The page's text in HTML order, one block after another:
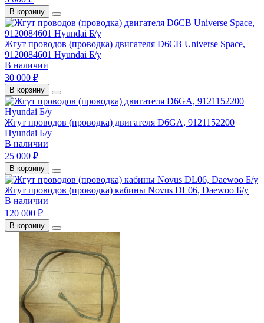
В корзину
Жгут проводов (проводка) двигателя D6CB Universe Space,
9120084601 Hyundai Б/у
В наличии
30 000 ₽
В корзину
Жгут проводов (проводка) двигателя D6GA, 9121152200
Hyundai Б/у
В наличии
25 000 ₽
В корзину
Жгут проводов (проводка) кабины Novus DL06, Daewoo Б/у
В наличии
120 000 ₽
В корзину